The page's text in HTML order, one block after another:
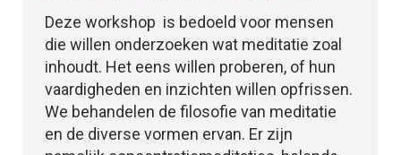
Deze workshop is bedoeld voor mensen
die willen onderzoeken wat meditatie zoal
inhoudt. Het eens willen proberen, of hun
vaardigheden en inzichten willen opfrissen.
We behandelen de filosofie van meditatie
en de diverse vormen ervan. Er zijn